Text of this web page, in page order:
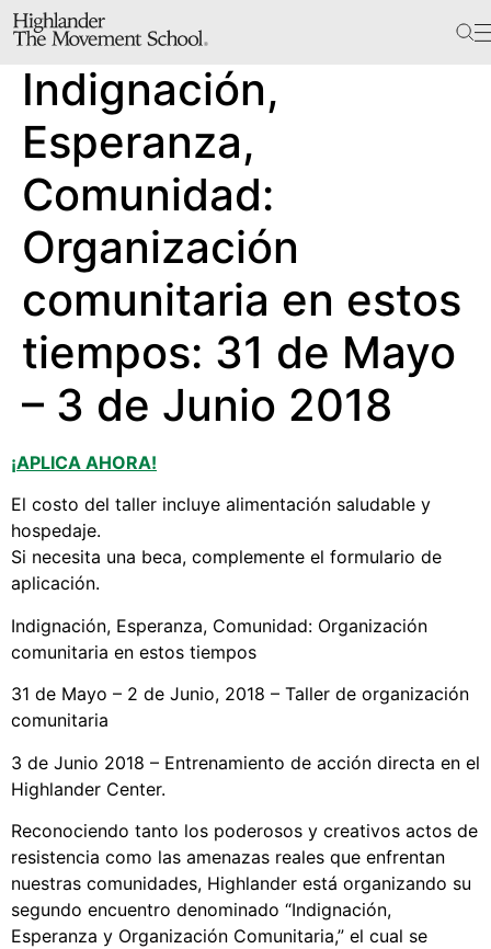
The School
Bookstore
Additional Resources
The Hill
Workshop Center
Septima Clark Learning Center
Electoral Justice
Events
In The News
Video Library
Homecoming
Fascism 101
Cultural Organizing
Economics & Governance
PAR Institute
Children's Justice Camp
Seeds Of Fire
About Us
Fiscal Sponsors
Indignación,
Esperanza,
Comunidad:
Organización
comunitaria en estos
tiempos: 31 de Mayo
– 3 de Junio 2018
¡APLICA AHORA!
El costo del taller incluye alimentación saludable y
hospedaje.
Si necesita una beca, complemente el formulario de
aplicación.
Indignación, Esperanza, Comunidad: Organización
comunitaria en estos tiempos
31 de Mayo – 2 de Junio, 2018 – Taller de organización
comunitaria
3 de Junio 2018 – Entrenamiento de acción directa en el
Highlander Center.
Reconociendo tanto los poderosos y creativos actos de
resistencia como las amenazas reales que enfrentan
nuestras comunidades, Highlander está organizando su
segundo encuentro denominado “Indignación,
Esperanza y Organización Comunitaria,” el cual se